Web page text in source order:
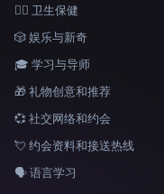
👩‍⚕️ 卫生保健
🎲 娱乐与新奇
🎓 学习与导师
🎁 礼物创意和推荐
💞 社交网络和约会
💘 约会资料和接送热线
🗣️ 语言学习